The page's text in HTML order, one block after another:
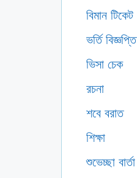
বিমান টিকেট
ভর্তি বিজ্ঞপ্তি
ভিসা চেক
রচনা
শবে বরাত
শিক্ষা
শুভেচ্ছা বার্তা